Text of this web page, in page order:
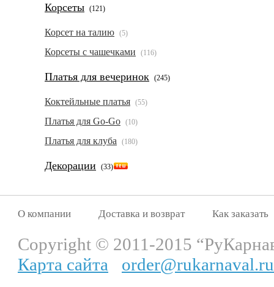
Корсеты (121)
Корсет на талию (5)
Корсеты с чашечками (116)
Платья для вечеринок (245)
Коктейльные платья (55)
Платья для Go-Go (10)
Платья для клуба (180)
Декорации (33)
О компании Доставка и возврат Как заказать
Copyright © 2011-2015
Карта сайта
order@rukarnaval.ru